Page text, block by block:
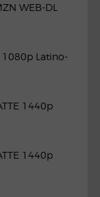
WEB-DL
1080p Latino-
1440p
1440p